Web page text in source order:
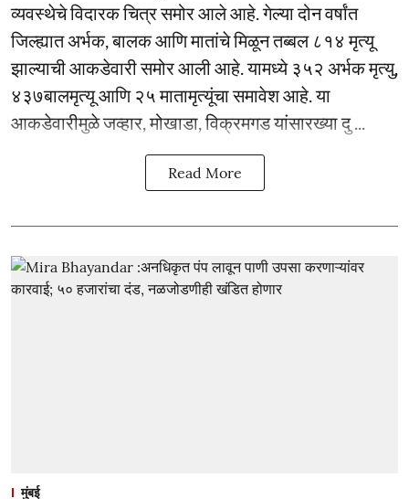
व्यवस्थेचे विदारक चित्र समोर आले आहे. गेल्या दोन वर्षांत
जिल्ह्यात अर्भक, बालक आणि मातांचे मिळून तब्बल ८१४ मृत्यू
झाल्याची आकडेवारी समोर आली आहे. यामध्ये ३५२ अर्भक मृत्यु,
४३७बालमृत्यू आणि २५ मातामृत्यूंचा समावेश आहे. या
आकडेवारीमुळे जव्हार, मोखाडा, विक्रमगड यांसारख्या दु ...
Read More
मुंबई